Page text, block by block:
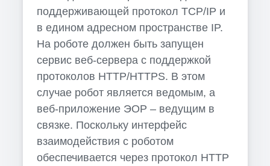
поддерживающей протокол TCP/IP и
в едином адресном пространстве IP.
На роботе должен быть запущен
сервис веб-сервера с поддержкой
протоколов HTTP/HTTPS. В этом
случае робот является ведомым, а
веб-приложение ЭОР – ведущим в
связке. Поскольку интерфейс
взаимодействия с роботом
обеспечивается через протокол HTTP